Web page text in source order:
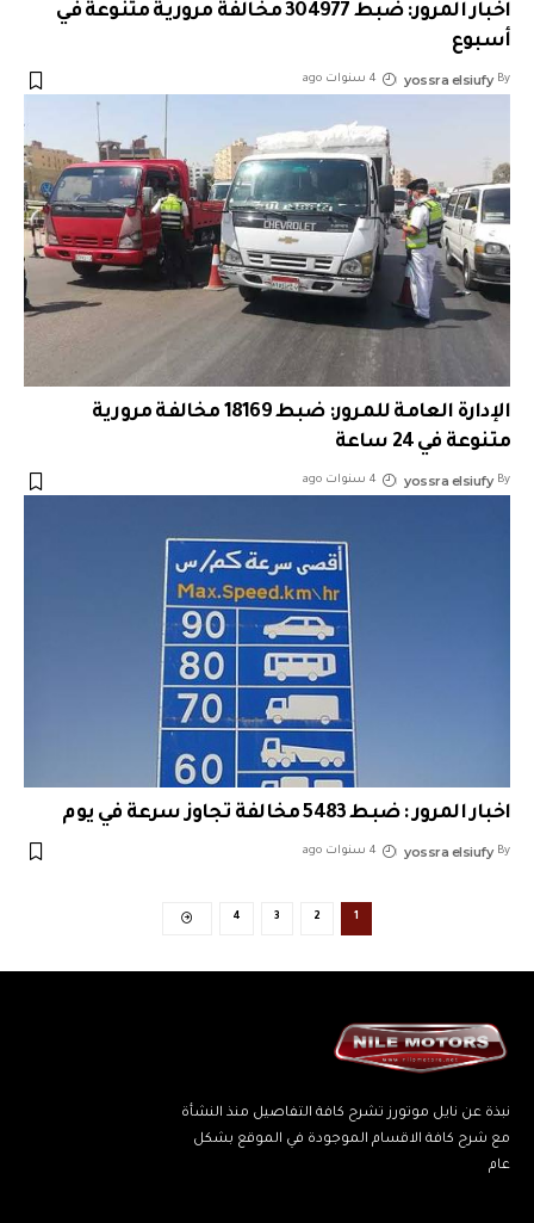
اخبار المرور: ضبط 304977 مخالفة مرورية متنوعة في
أسبوع
By
yossra elsiufy 4 سنوات ago
الإدارة العامة للمرور: ضبط 18169 مخالفة مرورية
متنوعة في 24 ساعة
By
yossra elsiufy 4 سنوات ago
اخبار المرور : ضبط 5483 مخالفة تجاوز سرعة في يوم
By
yossra elsiufy 4 سنوات ago
1
2
3
4
نبذة عن نايل موتورز تشرح كافة التفاصيل منذ النشأة
مع شرح كافة الاقسام الموجودة في الموقع بشكل
عام